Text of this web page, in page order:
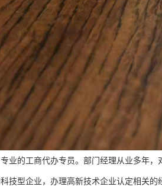
业的工商代办专员。部门经理从业多年
技型企业，办理高新技术企业认定相关的